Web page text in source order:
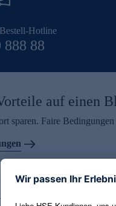
Hotline
888 88
auf einen
sparen. Faire
€ Gutschein erhalten